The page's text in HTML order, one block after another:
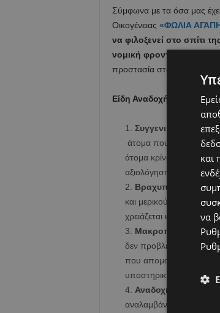
Σύμφωνα με τα όσα μας
Οικογένειας «ΦΩΛΙΑ
να φιλοξενεί στο σπίτι
νομική φροντίδα του
προστασία στα παιδιά
Είδη Αναδοχής:
Συγγενική αναδοχή,
άτομα που ανήκουν στο
άτομα κρίνονται
αξιολόγηση.
Βραχυπρόθεσμη
και μερικούς μήνες και
χρειάζεται κάποιο
Μακροπρόθεσμη
δεν προβλέπεται να
που απομακρύνεται από
υποστηρικτικό
Αναδοχή φιλοξενίας,
αναλαμβάνουν τη
και
να